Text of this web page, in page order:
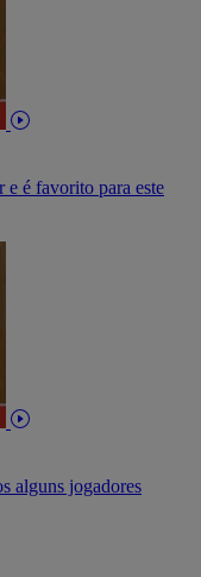
e é favorito para este
alguns jogadores